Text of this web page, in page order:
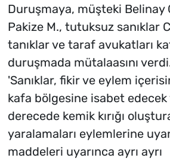
Duruşmaya, müşteki Belinay
Pakize M., tutuksuz sanıklar
tanıklar ve taraf avukatları
duruşmada mütalaasını
'Sanıklar, fikir ve eylem
kafa bölgesine isabet
derecede kemik kırığı
yaralamaları eylemlerine
maddeleri uyarınca ayrı ayrı